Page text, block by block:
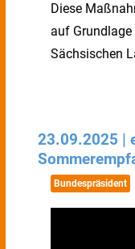
Diese
auf
Sächsischen
23.09.2025 |
Bundespräsident